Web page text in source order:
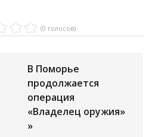
(0 голосов)
В Поморье
продолжается
операция
«Владелец оружия»
»